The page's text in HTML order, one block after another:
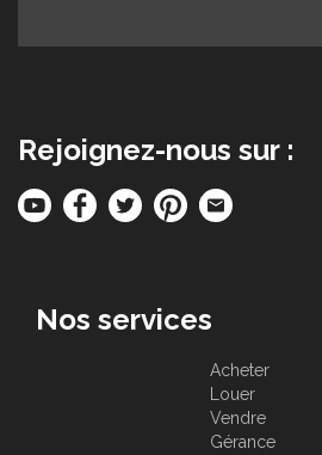
Rejoignez-nous sur :
Nos services
Acheter
Louer
Vendre
Gérance